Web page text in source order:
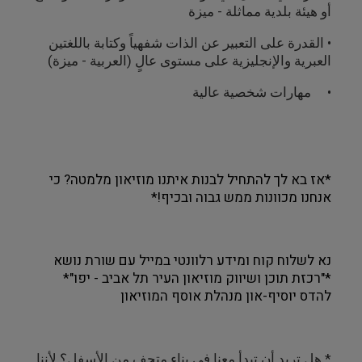
أو هيئة بلدية مماثلة - ميزة
• القدرة على التعبير عن الذات شفهياً وكتابة باللغتين
العبرية والإنجليزية على مستوى عالٍ (العربية - ميزة)
• مهارات شخصية عالية
*אז בא לך להתחיל לבנות איתנו מוזיאון מלמטה? כי
אנחנו מכוונות ממש גבוה ובכיף!*
נא לשלוח קוח ומידע רלוונטי במייל עם שורת נושא
*"רכזת תוכן ושיווק מוזיאון העיר תל אביב - יפו"*
להדס יוסיף-און מנהלת אוסף המוזיאון